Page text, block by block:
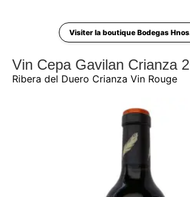
Visiter la boutique Bodegas
Vin Cepa Gavilan Crianza
Ribera del Duero Crianza Vin Rouge